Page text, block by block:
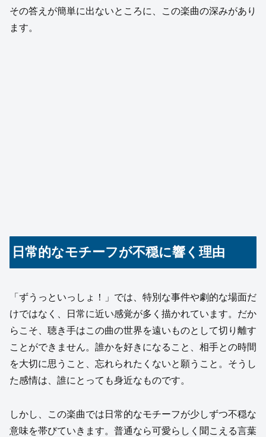
その答えが簡単に出ないところに、この楽曲の深みがあり
ます。
日常的なモチーフが不穏に響く理由
「ずうっといっしょ！」では、特別な事件や劇的な場面だ
けではなく、日常に近い感覚が多く描かれています。だか
らこそ、聴き手はこの曲の世界を遠いものとして切り離す
ことができません。誰かを好きになること、相手との時間
を大切に思うこと、忘れられたくないと願うこと。そうし
た感情は、誰にとっても身近なものです。
しかし、この楽曲では日常的なモチーフが少しずつ不穏な
意味を帯びていきます。普通なら可愛らしく聞こえる言葉